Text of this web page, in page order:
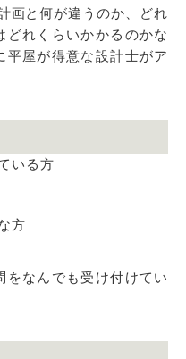
画と何が違うのか、どれ
どれくらいかかるのかな
平屋が得意な設計士がア
いる方
方
をなんでも受け付けてい